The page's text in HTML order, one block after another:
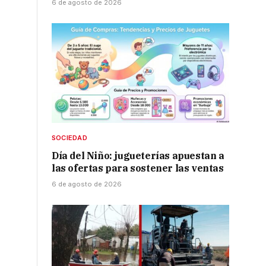
6 de agosto de 2026
SOCIEDAD
Día del Niño: jugueterías apuestan a
las ofertas para sostener las ventas
6 de agosto de 2026